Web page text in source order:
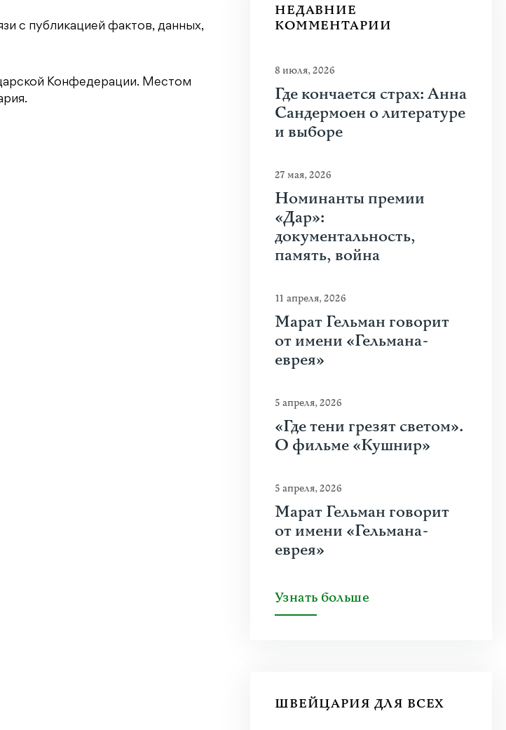
с публикацией фактов, данных,
Конфедерации. Местом
НЕДАВНИЕ
КОММЕНТАРИИ
8 июля, 2026
Где кончается страх: Анна
Сандермоен о литературе
и выборе
27 мая, 2026
Номинанты премии
«Дар»:
документальность,
память, война
11 апреля, 2026
Марат Гельман говорит
от имени «Гельмана-
еврея»
5 апреля, 2026
«Где тени грезят светом».
О фильме «Кушнир»
5 апреля, 2026
Марат Гельман говорит
от имени «Гельмана-
еврея»
Узнать больше
ШВЕЙЦАРИЯ ДЛЯ ВСЕХ